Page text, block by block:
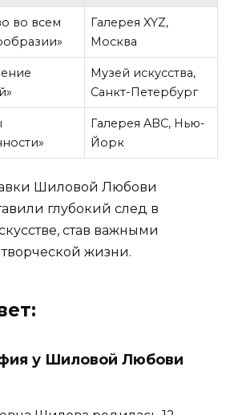
во всем
Галерея XYZ,
Москва
Музей искусства,
Санкт-Петербург
Галерея ABC, Нью-
Йорк
Шиловой Любови
глубокий след в
став важными
жизни.
у Шиловой Любови